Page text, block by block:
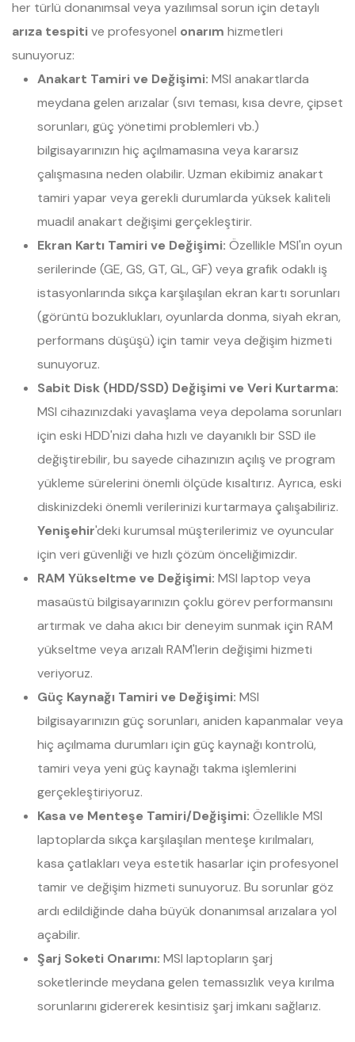
her türlü donanımsal veya yazılımsal sorun için detaylı
arıza tespitive profesyonel onarım hizmetleri
sunuyoruz:
Anakart Tamiri ve Değişimi: MSI anakartlarda
meydana gelen arızalar (sıvı teması, kısa devre, çipset
sorunları, güç yönetimi problemleri vb.)
bilgisayarınızın hiç açılmamasına veya kararsız
çalışmasına neden olabilir. Uzman ekibimiz anakart
tamiri yapar veya gerekli durumlarda yüksek kaliteli
muadil anakart değişimi gerçekleştirir.
Ekran Kartı Tamiri ve Değişimi: Özellikle MSI'ın oyun
serilerinde (GE, GS, GT, GL, GF) veya grafik odaklı iş
istasyonlarında sıkça karşılaşılan ekran kartı sorunları
(görüntü bozuklukları, oyunlarda donma, siyah ekran,
performans düşüşü) için tamir veya değişim hizmeti
sunuyoruz.
Sabit Disk (HDD/SSD) Değişimi ve Veri Kurtarma:
MSI cihazınızdaki yavaşlama veya depolama sorunları
için eski HDD'nizi daha hızlı ve dayanıklı bir SSD ile
değiştirebilir, bu sayede cihazınızın açılış ve program
yükleme sürelerini önemli ölçüde kısaltırız. Ayrıca, eski
diskinizdeki önemli verilerinizi kurtarmaya çalışabiliriz.
Yenişehir'deki kurumsal müşterilerimiz ve oyuncular
için veri güvenliği ve hızlı çözüm önceliğimizdir.
RAM Yükseltme ve Değişimi: MSI laptop veya
masaüstü bilgisayarınızın çoklu görev performansını
artırmak ve daha akıcı bir deneyim sunmak için RAM
yükseltme veya arızalı RAM'lerin değişimi hizmeti
veriyoruz.
Güç Kaynağı Tamiri ve Değişimi: MSI
bilgisayarınızın güç sorunları, aniden kapanmalar veya
hiç açılmama durumları için güç kaynağı kontrolü,
tamiri veya yeni güç kaynağı takma işlemlerini
gerçekleştiriyoruz.
Kasa ve Menteşe Tamiri/Değişimi: Özellikle MSI
laptoplarda sıkça karşılaşılan menteşe kırılmaları,
kasa çatlakları veya estetik hasarlar için profesyonel
tamir ve değişim hizmeti sunuyoruz. Bu sorunlar göz
ardı edildiğinde daha büyük donanımsal arızalara yol
açabilir.
Şarj Soketi Onarımı: MSI laptopların şarj
soketlerinde meydana gelen temassızlık veya kırılma
sorunlarını gidererek kesintisiz şarj imkanı sağlarız.